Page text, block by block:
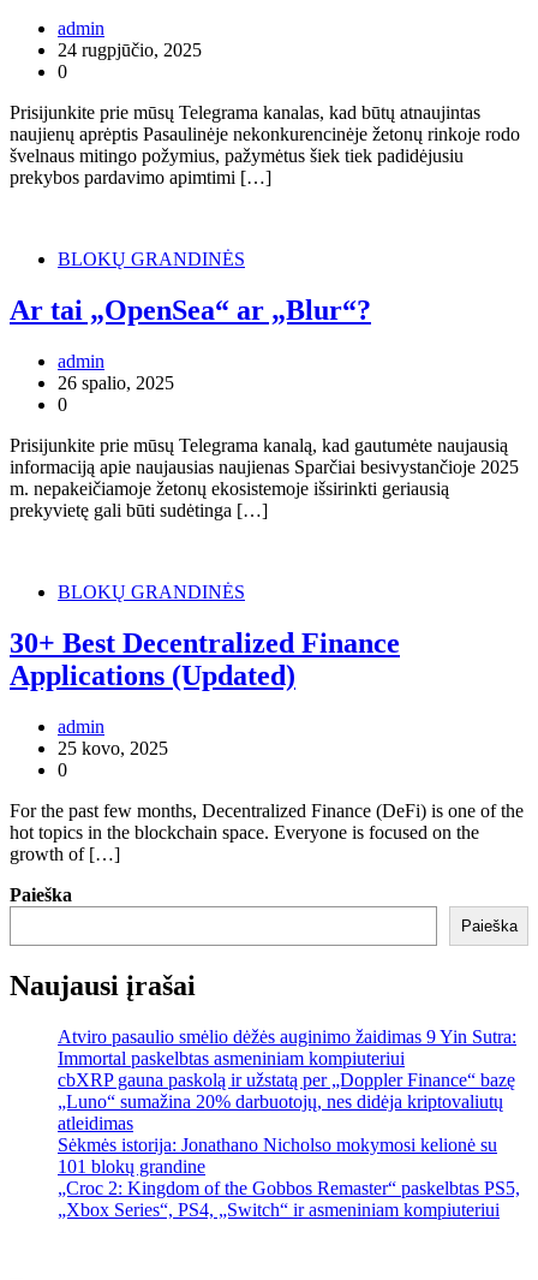
admin
24 rugpjūčio, 2025
0
Prisijunkite prie mūsų Telegrama kanalas, kad būtų atnaujintas
naujienų aprėptis Pasaulinėje nekonkurencinėje žetonų rinkoje rodo
švelnaus mitingo požymius, pažymėtus šiek tiek padidėjusiu
prekybos pardavimo apimtimi […]
BLOKŲ GRANDINĖS
Ar tai „OpenSea“ ar „Blur“?
admin
26 spalio, 2025
0
Prisijunkite prie mūsų Telegrama kanalą, kad gautumėte naujausią
informaciją apie naujausias naujienas Sparčiai besivystančioje 2025
m. nepakeičiamoje žetonų ekosistemoje išsirinkti geriausią
prekyvietę gali būti sudėtinga […]
BLOKŲ GRANDINĖS
30+ Best Decentralized Finance
Applications (Updated)
admin
25 kovo, 2025
0
For the past few months, Decentralized Finance (DeFi) is one of the
hot topics in the blockchain space. Everyone is focused on the
growth of […]
Paieška
Paieška
Naujausi įrašai
Atviro pasaulio smėlio dėžės auginimo žaidimas 9 Yin Sutra:
Immortal paskelbtas asmeniniam kompiuteriui
cbXRP gauna paskolą ir užstatą per „Doppler Finance“ bazę
„Luno“ sumažina 20% darbuotojų, nes didėja kriptovaliutų
atleidimas
Sėkmės istorija: Jonathano Nicholso mokymosi kelionė su
101 blokų grandine
„Croc 2: Kingdom of the Gobbos Remaster“ paskelbtas PS5,
„Xbox Series“, PS4, „Switch“ ir asmeniniam kompiuteriui